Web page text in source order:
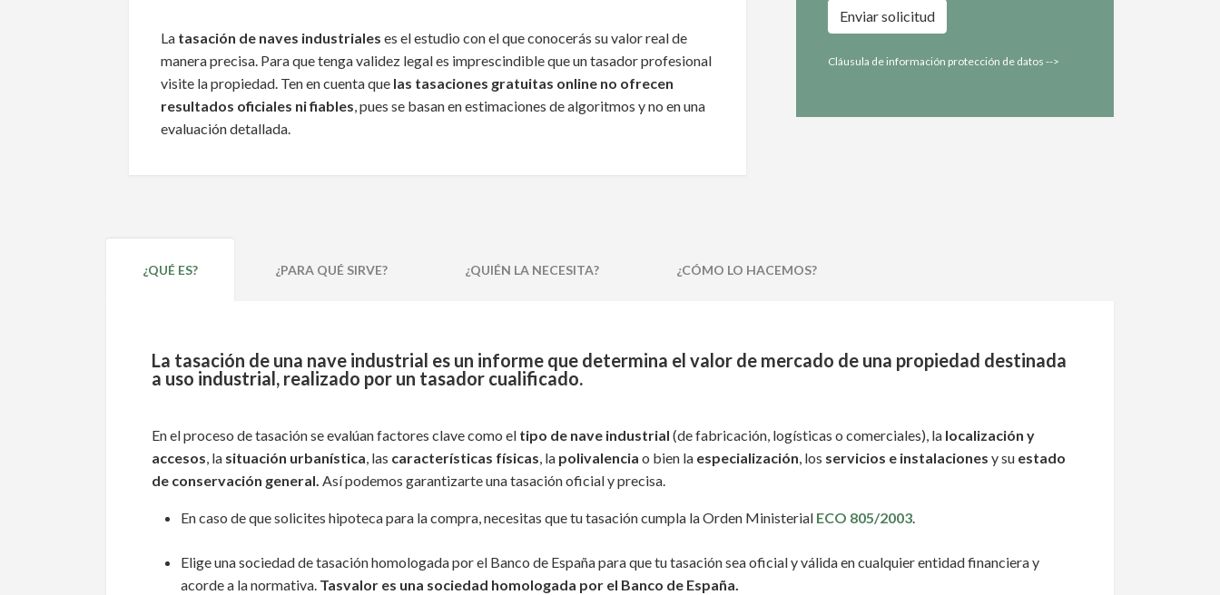
La tasación de naves industriales es el estudio con el que conocerás su valor real de
manera precisa. Para que tenga validez legal es imprescindible que un tasador profesional
visite la propiedad. Ten en cuenta que las tasaciones gratuitas online no ofrecen
resultados oficiales ni fiables, pues se basan en estimaciones de algoritmos y no en una
evaluación detallada.
Enviar solicitud
Cláusula de información protección de datos -->
¿QUÉ ES? ¿PARA QUÉ SIRVE? ¿QUIÉN LA NECESITA? ¿CÓMO LO HACEMOS?
La tasación de una nave industrial es un informe que determina el valor de mercado de una propiedad destinada
a uso industrial, realizado por un tasador cualificado.
En el proceso de tasación se evalúan factores clave como el tipo de nave industrial (de fabricación, logísticas o comerciales), la localización y
accesos, la situación urbanística, las características físicas, la polivalencia o bien la especialización, los servicios e instalaciones y su estado
de conservación general. Así podemos garantizarte una tasación oficial y precisa.
En caso de que solicites hipoteca para la compra, necesitas que tu tasación cumpla la Orden Ministerial ECO 805/2003.
Elige una sociedad de tasación homologada por el Banco de España para que tu tasación sea oficial y válida en cualquier entidad financiera y
acorde a la normativa. Tasvalor es una sociedad homologada por el Banco de España.